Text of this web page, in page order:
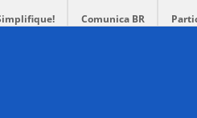
Comunica BR